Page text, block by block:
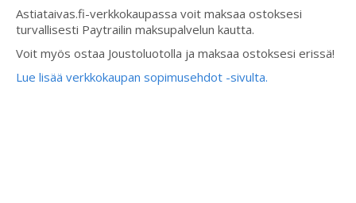
Astiataivas.fi-verkkokaupassa voit maksaa ostoksesi
turvallisesti Paytrailin maksupalvelun kautta.
Voit myös ostaa Joustoluotolla ja maksaa ostoksesi erissä!
Lue lisää verkkokaupan sopimusehdot -sivulta.